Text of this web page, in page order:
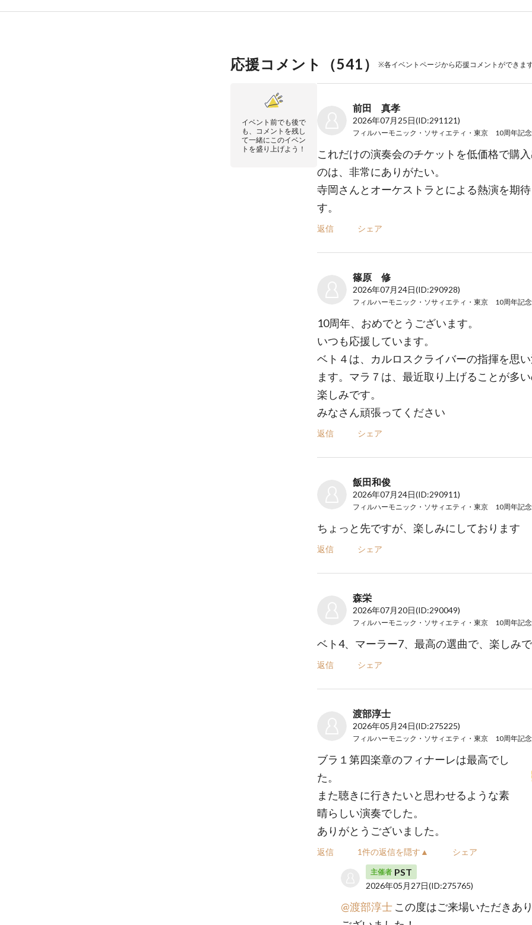
応援コメント（541） ※各イベントページから応援コメントができま
イベント前でも後で
も、コメントを残し
て一緒にこのイベン
トを盛り上げよう！
前田 真孝
2026年07月25日(ID:291121)
これだけの演奏会のチケットを低価格で購
のは、非常にありがたい。
寺岡さんとオーケストラとによる熱演を期
す。
返信 シェア
篠原 修
2026年07月24日(ID:290928)
10周年、おめでとうございます。
いつも応援しています。
ベト４は、カルロスクライバーの指揮を思
ます。マラ７は、最近取り上げることが多
楽しみです。
みなさん頑張ってください
返信 シェア
飯田和俊
2026年07月24日(ID:290911)
ちょっと先ですが、楽しみにしております
返信 シェア
森栄
2026年07月20日(ID:290049)
ベト4、マーラー7、最高の選曲で、楽しみ
返信 シェア
渡部淳士
2026年05月24日(ID:275225)
ブラ１第四楽章のフィナーレは最高でし
た。
また聴きに行きたいと思わせるような素
晴らしい演奏でした。
ありがとうございました。
返信 1件の返信を隠す▲ シェア
主催者 PST
2026年05月27日(ID:275765)
@渡部淳士 この度はご来場いただきあ